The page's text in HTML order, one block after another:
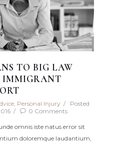
TO BIG LAW
IMMIGRANT
, Personal Injury
Posted
0 Comments
omnis iste natus error sit
doloremque laudantium,